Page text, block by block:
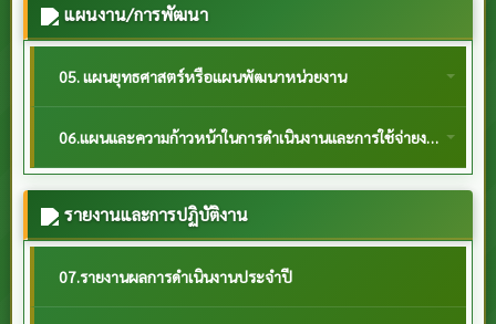
แผนงาน/การพัฒนา
05. แผนยุทธศาสตร์หรือแผนพัฒนาหน่วยงาน
06.แผนและความก้าวหน้าในการดำเนินงานและการใช้จ่ายงบประมาณประจำปี 2568
รายงานและการปฏิบัติงาน
07.รายงานผลการดำเนินงานประจำปี